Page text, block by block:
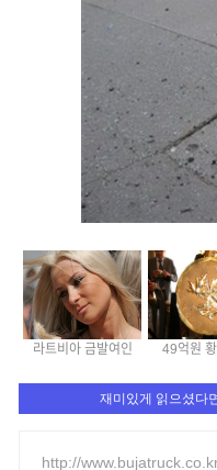
라트비아 금발여인 49억원
재미있게 읽으셨다
http://